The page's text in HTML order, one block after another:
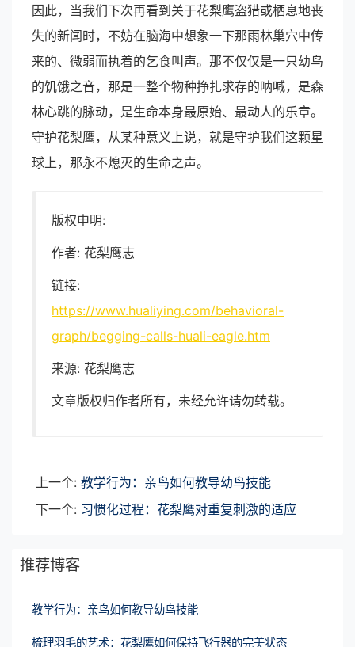
因此，当我们下次再看到关于花梨鹰盗猎或栖息地丧
失的新闻时，不妨在脑海中想象一下那雨林巢穴中传
来的、微弱而执着的乞食叫声。那不仅仅是一只幼鸟
的饥饿之音，那是一整个物种挣扎求存的呐喊，是森
林心跳的脉动，是生命本身最原始、最动人的乐章。
守护花梨鹰，从某种意义上说，就是守护我们这颗星
球上，那永不熄灭的生命之声。
版权申明:
作者: 花梨鹰志
链接:
https://www.hualiying.com/behavioral-
graph/begging-calls-huali-eagle.htm
来源: 花梨鹰志
文章版权归作者所有，未经允许请勿转载。
上一个: 教学行为：亲鸟如何教导幼鸟技能
下一个: 习惯化过程：花梨鹰对重复刺激的适应
推荐博客
教学行为：亲鸟如何教导幼鸟技能
梳理羽毛的艺术：花梨鹰如何保持飞行器的完美状态